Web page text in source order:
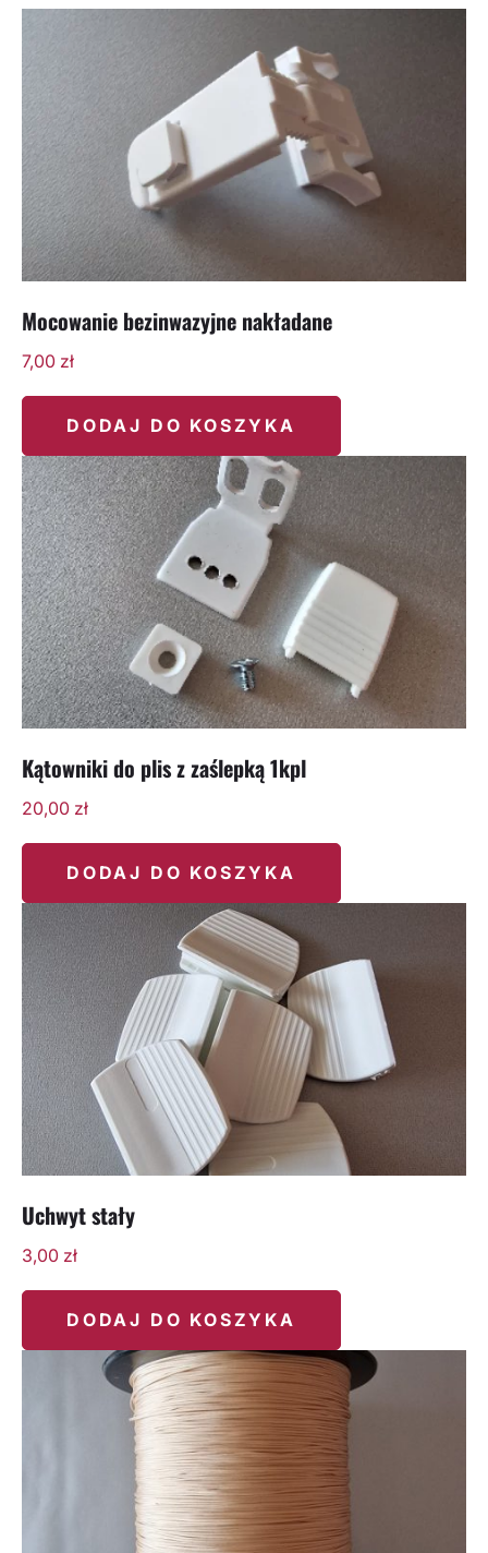
Mocowanie bezinwazyjne nakładane
7,00 zł
DODAJ DO KOSZYKA
Kątowniki do plis z zaślepką 1kpl
20,00 zł
DODAJ DO KOSZYKA
Uchwyt stały
3,00 zł
DODAJ DO KOSZYKA